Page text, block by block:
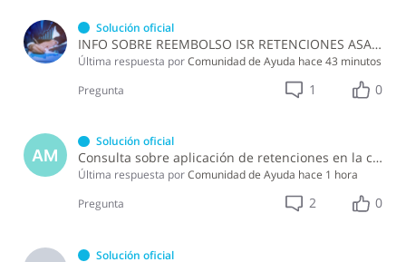
Solución oficial
INFO SOBRE REEMBOLSO ISR RETENCIONES ASALARIADOS
Última respuesta porComunidad de Ayuda hace 43 minutos
Pregunta
1 0
AM
Solución oficial
Consulta sobre aplicación de retenciones en la compra de alimentos a persona física
Última respuesta porComunidad de Ayuda hace 1 hora
Pregunta
2 0
Solución oficial